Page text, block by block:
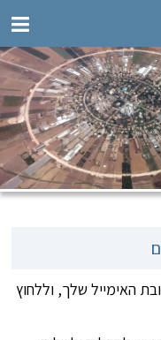
האימייל שלך, וללחוץ